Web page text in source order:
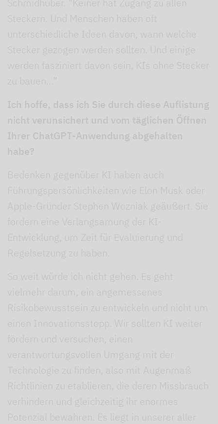
Schmidhuber. “Keiner hat Zugang zu allen
Steckern. Und Menschen haben oft
unterschiedliche Ideen davon, wann welche
Stecker gezogen werden sollten. Und einige
werden fasziniert davon sein, KIs ohne Stecker
zu bauen...”
Ich hoffe, dass ich Sie durch diese Auflistung
nicht verunsichert und vom täglichen Öffnen
Ihrer ChatGPT-Anwendung abgehalten
habe?
Bedenken gegenüber KI haben auch
Führungspersönlichkeiten wie Elon Musk oder
Apple-Gründer Stephen Wozniak geäußert. Sie
fordern eine Verlangsamung der KI-
Entwicklung, um Zeit für Evaluierung und
Regelsetzung zu haben.
So weit würde ich nicht gehen. Es geht
vielmehr darum, ein angemessenes
Risikobewusstsein zu entwickeln und nicht um
einen Innovationsstopp. Wir sollten KI weiter
fördern und versuchen, einen
verantwortungsvollen Umgang mit der
Technologie zu finden, also mit Augenmaß
Richtlinien zu etablieren, die deren Missbrauch
verhindern und gleichzeitig ihr enormes
Potenzial bewahren. Es liegt in unserer aller